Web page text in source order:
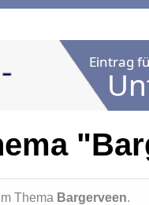
Thema Bargerveen.